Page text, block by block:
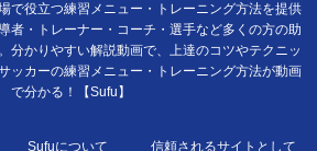
で役立つ練習メニュー・トレーニング方法を提供
者・トレーナー・コーチ・選手など多くの方の助
分かりやすい解説動画で、上達のコツやテクニッ
ッカーの練習メニュー・トレーニング方法が動画
で分かる！【Sufu】
Sufuについて 信頼されるサイトとして